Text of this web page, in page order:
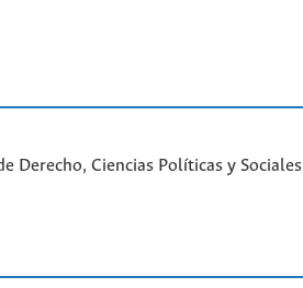
Derecho, Ciencias Políticas y Sociales